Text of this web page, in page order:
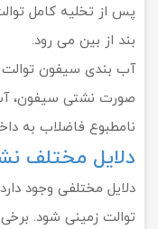
پس از تخلیه کامل
بند از بین می رود.
آب بندی سیفون توالت
صورت نشتی سیفون،
نامطبوع فاضلاب به
دلایل مختلف
دلایل مختلفی وجود
توالت زمینی شود. برخی